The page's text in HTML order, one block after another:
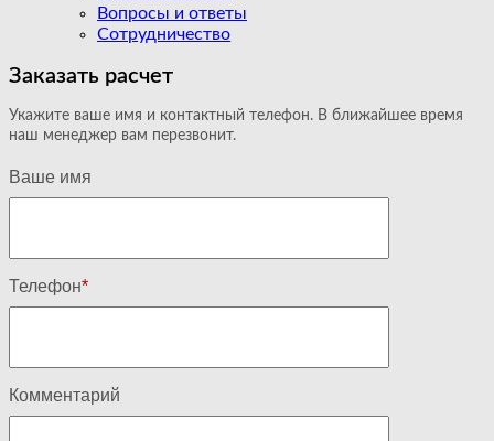
Вопросы и ответы
Сотрудничество
Заказать расчет
Укажите ваше имя и контактный телефон. В ближайшее время
наш менеджер вам перезвонит.
Ваше имя
Телефон*
Комментарий